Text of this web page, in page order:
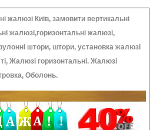
жалюзі Київ, замовити вертикальні
жалюзі,горизонтальні жалюзі,
штори, штори, установка жалюзі
Жалюзі горизонтальні. Жалюзі
Оболонь.